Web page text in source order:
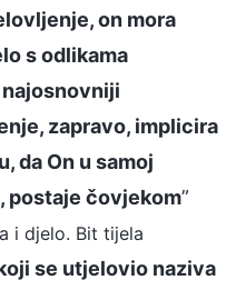
on mora
s odlikama
zapravo, implicira
da On u samoj
postaje čovjekom”
i djelo. Bit tijela
se utjelovio naziva